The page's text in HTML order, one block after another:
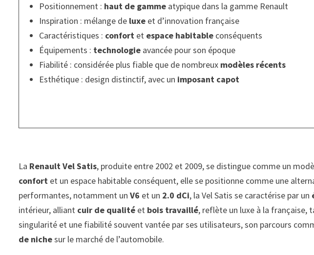
Positionnement : haut de gamme atypique dans la gamme Renault
Inspiration : mélange de luxe et d’innovation française
Caractéristiques : confort et espace habitable conséquents
Équipements : technologie avancée pour son époque
Fiabilité : considérée plus fiable que de nombreux modèles récents
Esthétique : design distinctif, avec un imposant capot
La Renault Vel Satis, produite entre 2002 et 2009, se distingue comme un
confort et un espace habitable conséquent, elle se positionne comme une
performantes, notamment unV6 et un 2.0 dCi, la Vel Satis se caractérise par un
intérieur, alliant cuir de qualité et bois travaillé, reflète un luxe à la française,
singularité et une fiabilité souvent vantée par ses utilisateurs, son parcours
de nichesur le marché de l’automobile.